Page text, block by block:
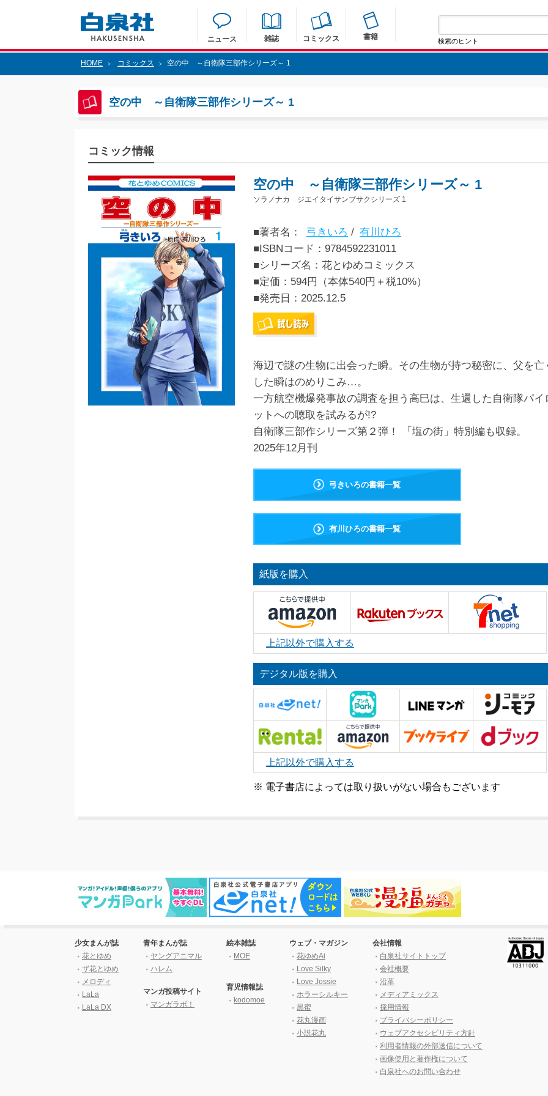
ニュース 雑誌 コミックス 書籍 検索のヒント
HOME > コミックス > 空の中 ～自衛隊三部作シリーズ～ 1
空の中 ～自衛隊三部作シリーズ～ 1
コミック情報
空の中 ～自衛隊三部作シリーズ～ 1
ソラノナカ ジエイタイサンブサクシリーズ 1
■著者名： 弓きいろ / 有川ひろ
■ISBNコード：9784592231011
■シリーズ名：花とゆめコミックス
■定価：594円（本体540円＋税10%）
■発売日： 2025.12.5
海辺で謎の生物に出会った瞬。その生物が持つ秘密に、父を亡
した瞬はのめりこみ…。
一方航空機爆発事故の調査を担う高巳は、生還した自衛隊パイ
ットへの聴取を試みるが!?
自衛隊三部作シリーズ第２弾！ 「塩の街」特別編も収録。
2025年12月刊
弓きいろの書籍一覧
有川ひろの書籍一覧
紙版を購入
上記以外で購入する
デジタル版を購入
上記以外で購入する
※ 電子書店によっては取り扱いがない場合もございます
少女まんが誌
花とゆめ
ザ花とゆめ
メロディ
LaLa
LaLa DX
青年まんが誌
ヤングアニマル
ハレム
マンガ投稿サイト
マンガラボ！
絵本雑誌
MOE
育児情報誌
kodomoe
ウェブ・マガジン
花ゆめAi
Love Silky
Love Jossie
ホラーシルキー
黒蜜
花丸漫画
小説花丸
会社情報
白泉社サイトトップ
会社概要
沿革
メディアミックス
採用情報
プライバシーポリシー
ウェブアクセシビリティ方針
利用者情報の外部送信について
画像使用と著作権について
白泉社へのお問い合わせ